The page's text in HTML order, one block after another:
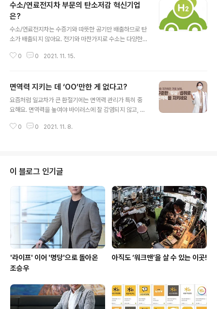
수소/연료전지차 부문의 탄소저감 혁신기업
은?
수소/연료전지차는 수증기와 따뜻한 공기만 배출하므로 탄
소가 배출되지 않아요. 전기와 마찬가지로 수소는 다양한
청 보고서에 따르면, 수소를 연료로 사용하면 향후 연료 생
터를 이용한다는 점에서 전기차(EV)와 유사하다. 그러나 E
V는 배터리를 충전해 가동하지만 FCV는 차량 내부에서 전
기를 생성한다는 점이 다르다. FCV는 배기가스 제로이지
실가스는 현재 풀어야 할 과제다. 국내 기업/기관은 연료전
0 0 2021. 11. 15.
면역력 지키는 데 ‘OO’만한 게 없다고?
요즘처럼 일교차가 큰 환절기에는 면역력 관리가 특히 중
요해요. 면역력을 높여야 바이러스에 잘 감염되지 않고, 감
해주는 음식들 가운데 특히 ‘우유’가 좋다고 해요. 무더운
면역력이 쉽게 떨어지는 계절이기도 하다. 이때 우리 몸은
체온을 유지하기 위해 더욱 많은 에너지를 사용하게 되는
데, 이 과정에서 상대적으로 면역에 관여하는 에너지가 부
족해 면역력이 떨어질 수 있다. 또 건조한 공기 역시 세균이
번식하기에 좋은 환경이라 면역력이 떨어지는 원인이 된
다. 최근 코로나19 백신 접종률이 전 국..
0 0 2021. 11. 8.
이 블로그 인기글
'라이프' 이어 '명당'으로 돌아온
조승우
아직도 ‘워크맨’을 살 수 있는 이곳!